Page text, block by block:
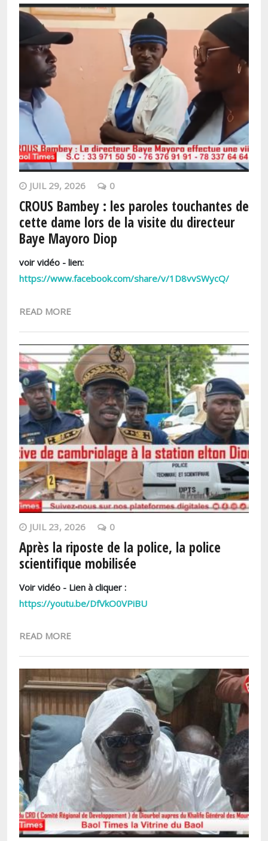
JUIL 29, 2026 0
CROUS Bambey : les paroles touchantes de
cette dame lors de la visite du directeur
Baye Mayoro Diop
voir vidéo - lien:
https://www.facebook.com/share/v/1D8vvSWycQ/
READ MORE
JUIL 23, 2026 0
Après la riposte de la police, la police
scientifique mobilisée
Voir vidéo - Lien à cliquer :
https://youtu.be/DfVkO0VPiBU
READ MORE